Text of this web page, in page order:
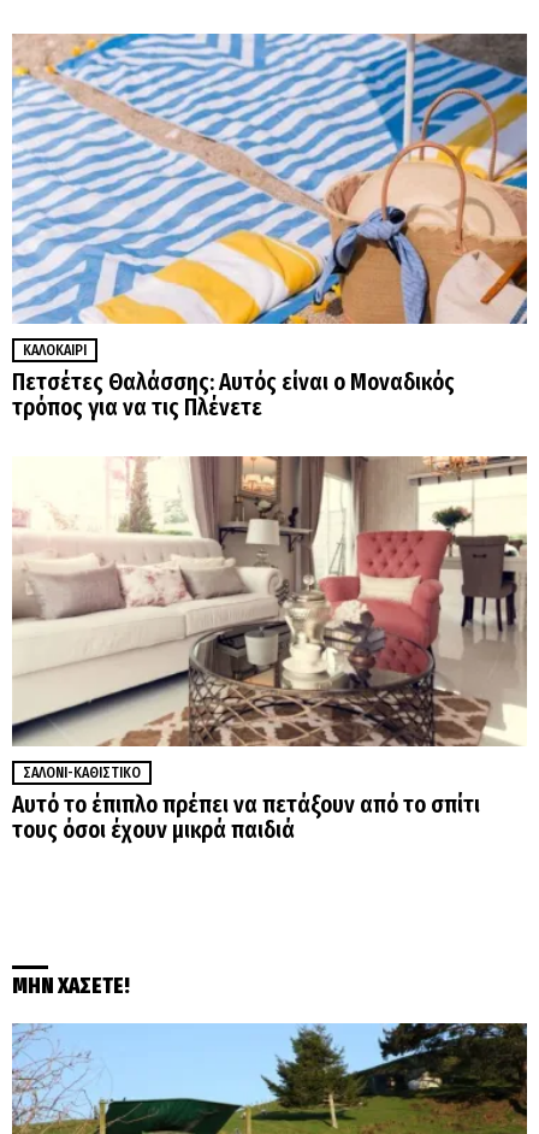
ΚΑΛΟΚΑΊΡΙ
Πετσέτες Θαλάσσης: Αυτός είναι ο Μοναδικός
τρόπος για να τις Πλένετε
ΣΑΛΌΝΙ-ΚΑΘΙΣΤΙΚΌ
Αυτό το έπιπλο πρέπει να πετάξουν από το σπίτι
τους όσοι έχουν μικρά παιδιά
ΜΗΝ ΧΑΣΕΤΕ!